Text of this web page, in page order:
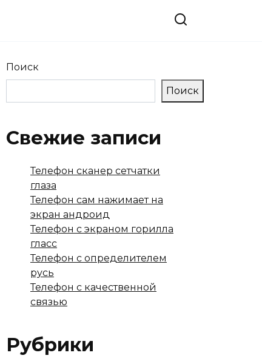
Поиск
Поиск
Свежие записи
Телефон сканер сетчатки
глаза
Телефон сам нажимает на
экран андроид
Телефон с экраном горилла
гласс
Телефон с определителем
русь
Телефон с качественной
связью
Рубрики